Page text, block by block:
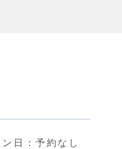
日：予約なし